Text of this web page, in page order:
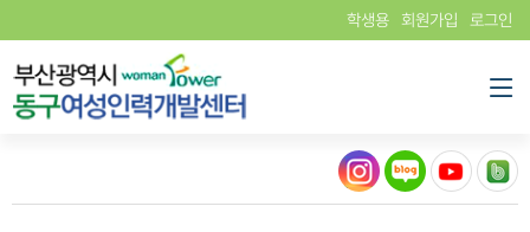
학생용 회원가입 로그인